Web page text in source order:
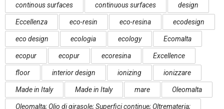
continous surfaces continuous surfaces design
Eccellenza eco-resin eco-resina ecodesign
eco design ecologia ecology Ecomalta
ecopur ecopur ecoresina Excellence
floor interior design ionizing ionizzare
Made in Italy Made in Italy mare Oleomalta
Oleomalta; Olio di girasole; Superfici continue; Oltremateria;